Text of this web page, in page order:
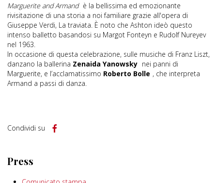
Marguerite and Armand è la bellissima ed emozionante
rivisitazione di una storia a noi familiare grazie all'opera di
Giuseppe Verdi, La traviata. È noto che Ashton ideò questo
intenso balletto basandosi su Margot Fonteyn e Rudolf Nureyev
nel 1963.
In occasione di questa celebrazione, sulle musiche di Franz Liszt,
danzano la ballerina Zenaida Yanowsky nei panni di
Marguerite, e l’acclamatissimo Roberto Bolle , che interpreta
Armand a passi di danza.
Condividi su
Press